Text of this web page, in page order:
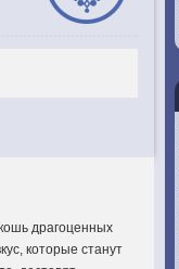
драгоценных
которые станут